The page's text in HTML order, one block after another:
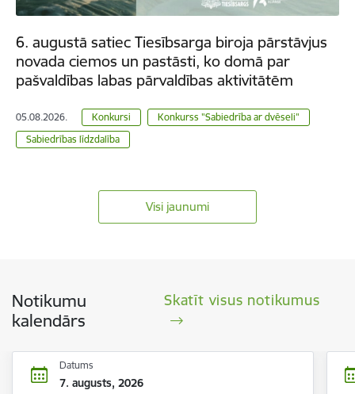
6. augustā satiec Tiesībsarga biroja pārstāvjus
novada ciemos un pastāsti, ko domā par
pašvaldības labas pārvaldības aktivitātēm
05.08.2026. Konkursi
Konkurss "Sabiedrība ar dvēseli"
Sabiedrības līdzdalība
Visi jaunumi
Notikumu
kalendārs
Skatīt visus notikumus
Datums
7. augusts, 2026